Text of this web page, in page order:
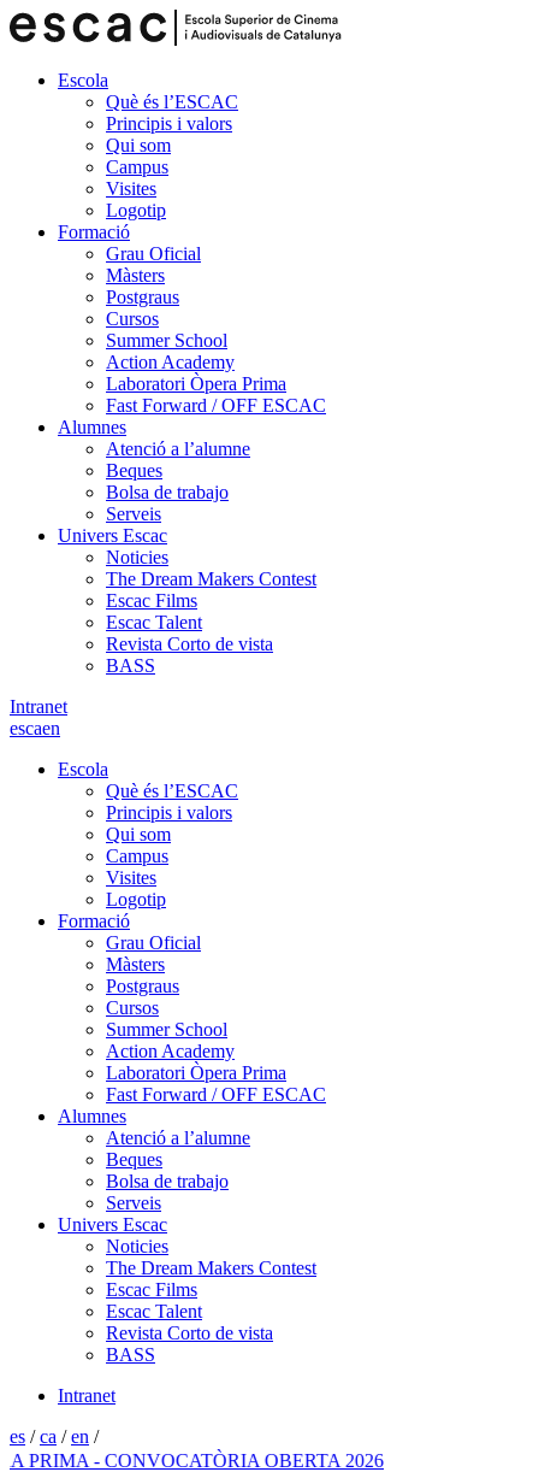
Escola
Què és l’ESCAC
Principis i valors
Qui som
Campus
Visites
Logotip
Formació
Grau Oficial
Màsters
Postgraus
Cursos
Summer School
Action Academy
Laboratori Òpera Prima
Fast Forward / OFF ESCAC
Alumnes
Atenció a l’alumne
Beques
Bolsa de trabajo
Serveis
Univers Escac
Noticies
The Dream Makers Contest
Escac Films
Escac Talent
Revista Corto de vista
BASS
Intranet
escaen
Escola
Què és l’ESCAC
Principis i valors
Qui som
Campus
Visites
Logotip
Formació
Grau Oficial
Màsters
Postgraus
Cursos
Summer School
Action Academy
Laboratori Òpera Prima
Fast Forward / OFF ESCAC
Alumnes
Atenció a l’alumne
Beques
Bolsa de trabajo
Serveis
Univers Escac
Noticies
The Dream Makers Contest
Escac Films
Escac Talent
Revista Corto de vista
BASS
Intranet
es /ca /en /
OBERTA 2026